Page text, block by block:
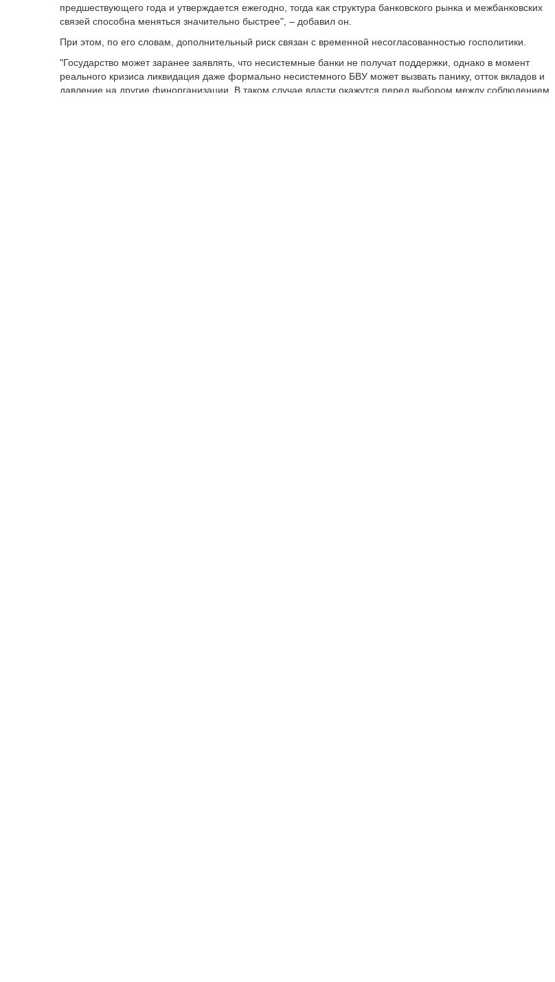
предшествующего года и утверждается ежегодно, тогда как структура банковского рынка и межбанковских
связей способна меняться значительно быстрее", – добавил он.
При этом, по его словам, дополнительный риск связан с временной несогласованностью госполитики.
"Государство может заранее заявлять, что несистемные банки не получат поддержки, однако в момент
реального кризиса ликвидация даже формально несистемного БВУ может вызвать панику, отток вкладов и
давление на другие финорганизации. В таком случае власти окажутся перед выбором между соблюдением